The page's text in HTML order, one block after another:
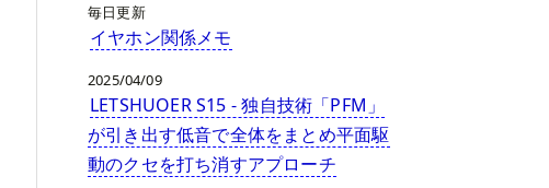
毎日更新
イヤホン関係メモ
2025/04/09
LETSHUOER S15 - 独自技術「PFM」
が引き出す低音で全体をまとめ平面駆
動のクセを打ち消すアプローチ